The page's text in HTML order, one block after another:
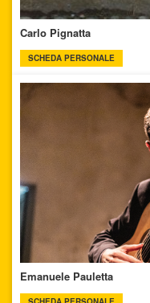
Carlo Pignatta
SCHEDA PERSONALE
Emanuele Pauletta